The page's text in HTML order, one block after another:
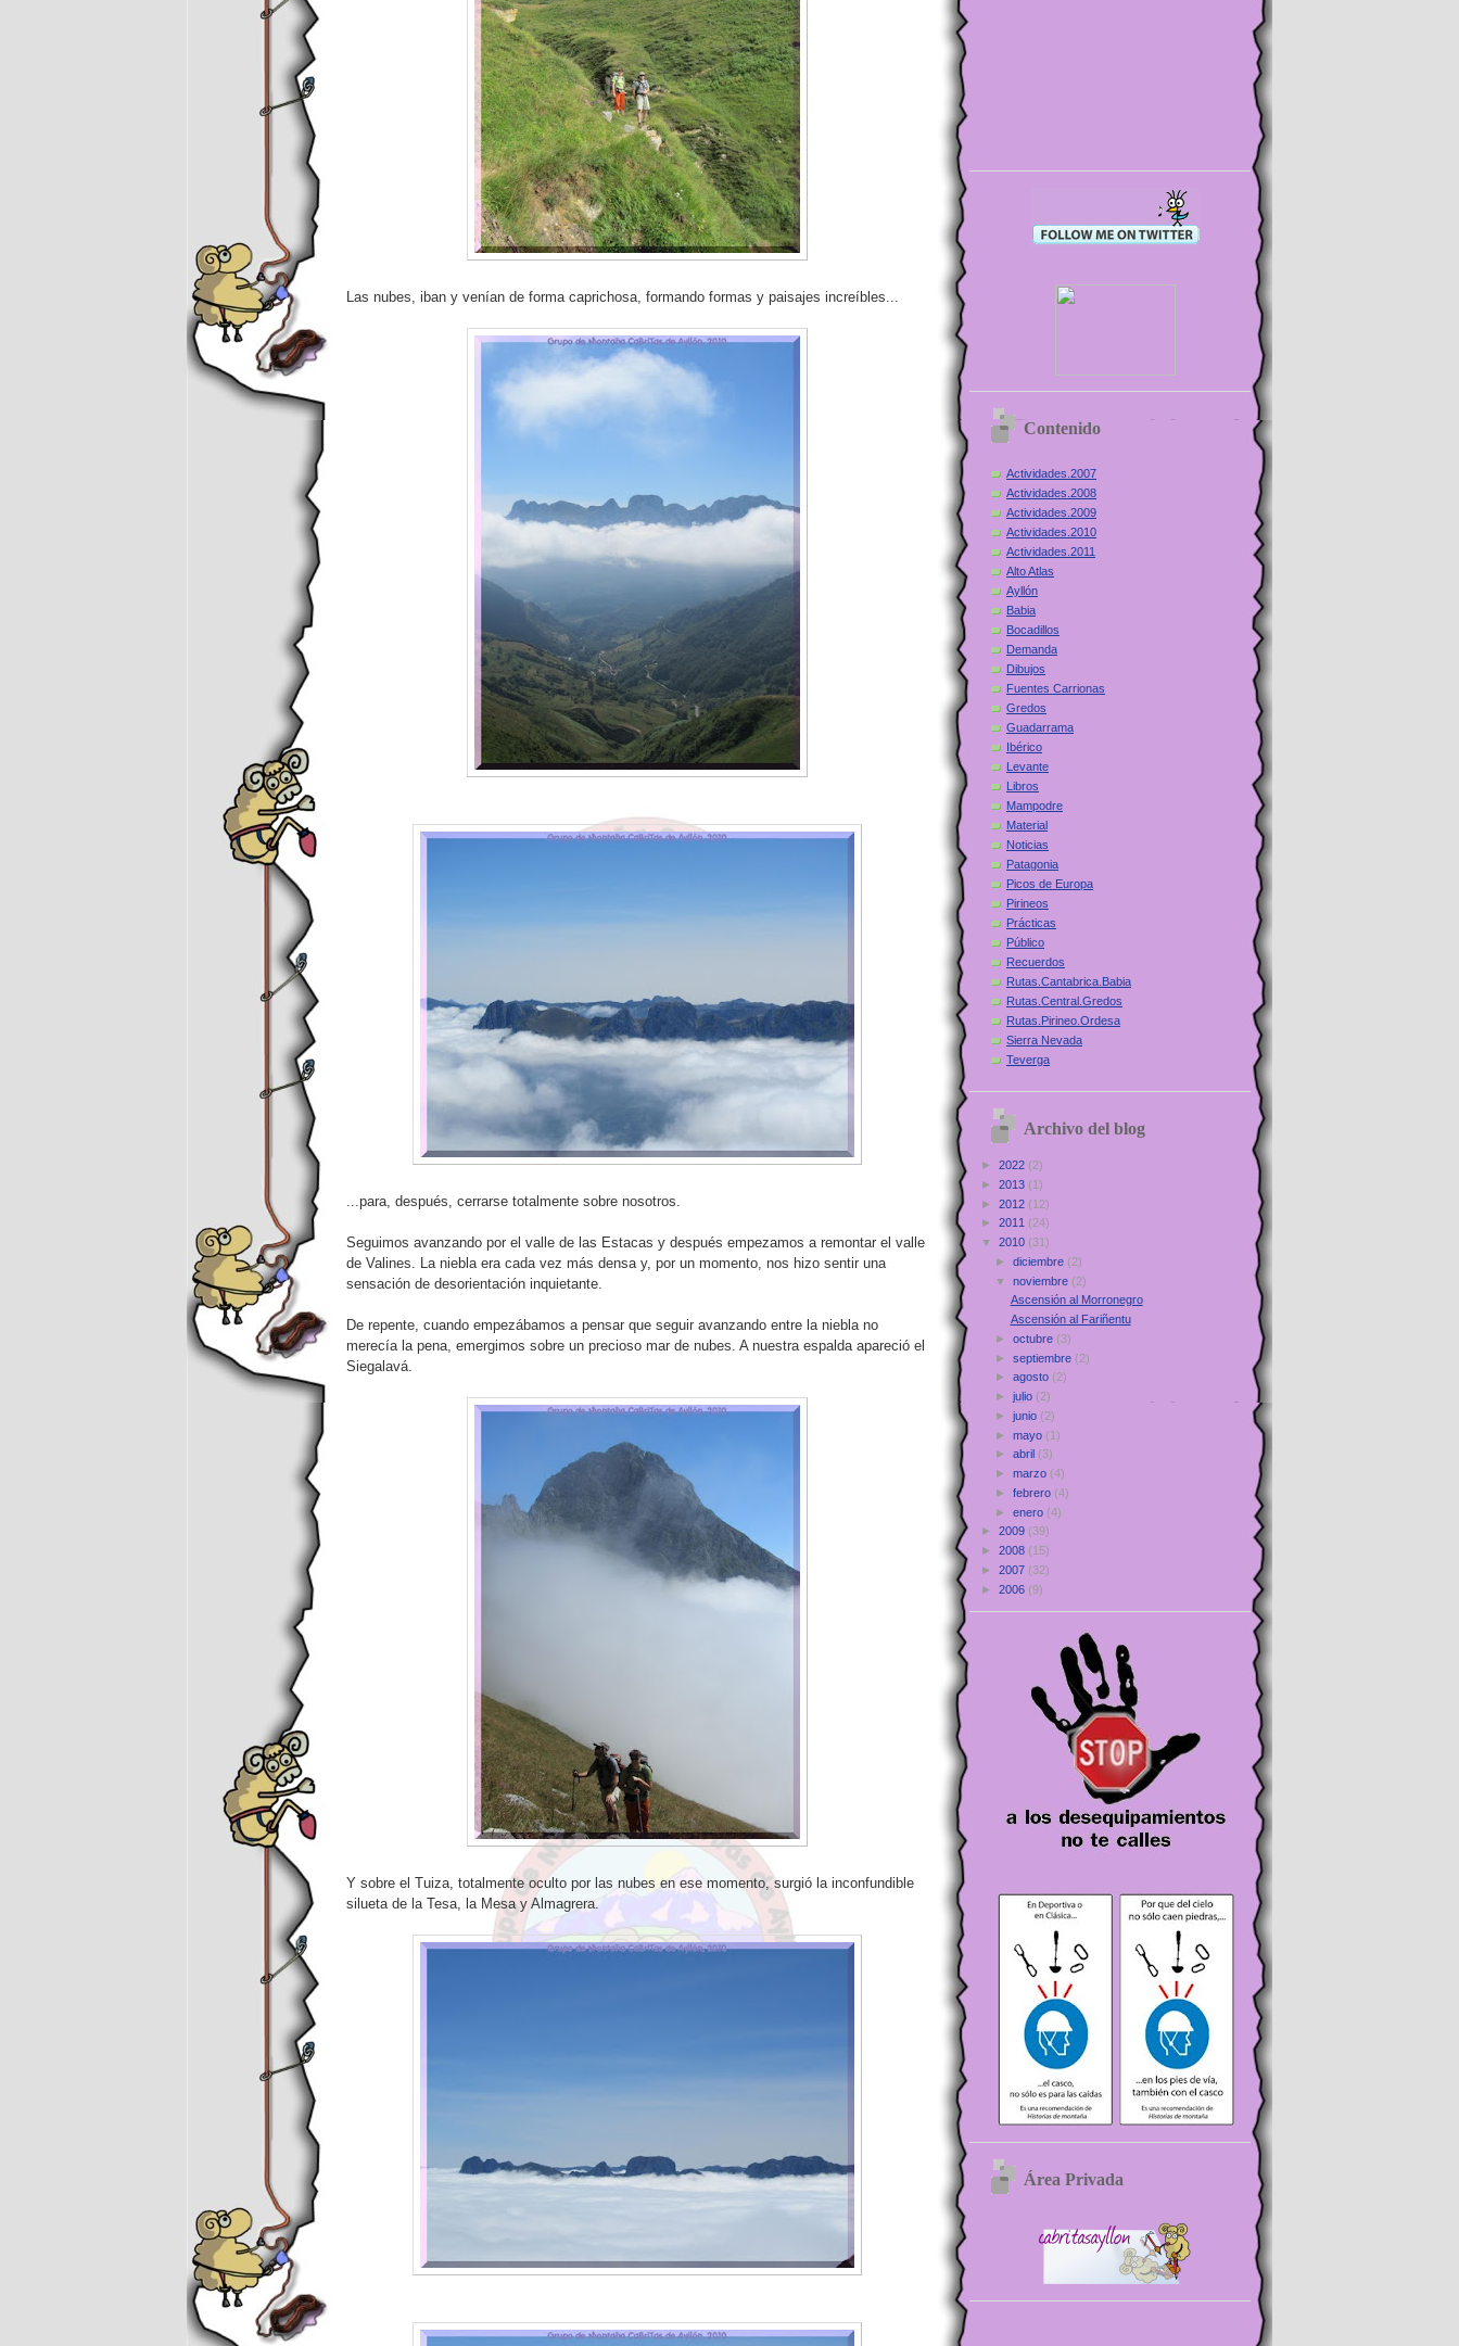
Las nubes, iban y venían de forma caprichosa, formando formas y paisajes increíbles...
...para, después, cerrarse totalmente sobre nosotros.
Seguimos avanzando por el valle de las Estacas y después empezamos a remontar el valle
de Valines. La niebla era cada vez más densa y, por un momento, nos hizo sentir una
sensación de desorientación inquietante.
De repente, cuando empezábamos a pensar que seguir avanzando entre la niebla no
merecía la pena, emergimos sobre un precioso mar de nubes. A nuestra espalda apareció el
Siegalavá.
Y sobre el Tuiza, totalmente oculto por las nubes en ese momento, surgió la inconfundible
silueta de la Tesa, la Mesa y Almagrera.
Contenido
Actividades.2007
Actividades.2008
Actividades.2009
Actividades.2010
Actividades.2011
Alto Atlas
Ayllón
Babia
Bocadillos
Demanda
Dibujos
Fuentes Carrionas
Gredos
Guadarrama
Ibérico
Levante
Libros
Mampodre
Material
Noticias
Patagonia
Picos de Europa
Pirineos
Prácticas
Público
Recuerdos
Rutas.Cantabrica.Babia
Rutas.Central.Gredos
Rutas.Pirineo.Ordesa
Sierra Nevada
Teverga
Archivo del blog
► 2022 (2)
► 2013 (1)
► 2012 (12)
► 2011 (24)
▼ 2010 (31)
►diciembre (2)
▼noviembre (2)
Ascensión al Morronegro
Ascensión al Fariñentu
►octubre (3)
►septiembre (2)
►agosto (2)
►julio (2)
►junio (2)
►mayo (1)
►abril (3)
►marzo (4)
►febrero (4)
►enero (4)
► 2009 (39)
► 2008 (15)
► 2007 (32)
► 2006 (9)
Área Privada